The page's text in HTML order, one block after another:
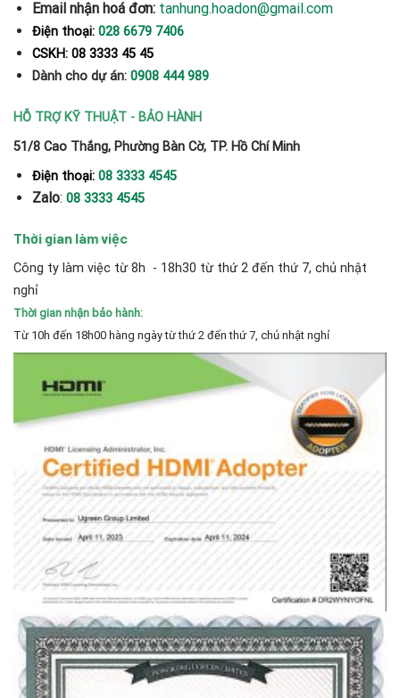
Email nhận hoá đơn: tanhung.hoadon@gmail.com
Điện thoại: 028 6679 7406
CSKH: 08 3333 45 45
Dành cho dự án: 0908 444 989
HỖ TRỢ KỸ THUẬT - BẢO HÀNH
51/8 Cao Thắng, Phường Bàn Cờ, TP. Hồ Chí Minh
Điện thoại: 08 3333 4545
Zalo: 08 3333 4545
Thời gian làm việc
Công ty làm việc từ 8h - 18h30 từ thứ 2 đến thứ 7, chủ nhật
nghỉ
Thời gian nhận bảo hành:
Từ 10h đến 18h00 hàng ngày từ thứ 2 đến thứ 7, chủ nhật nghỉ